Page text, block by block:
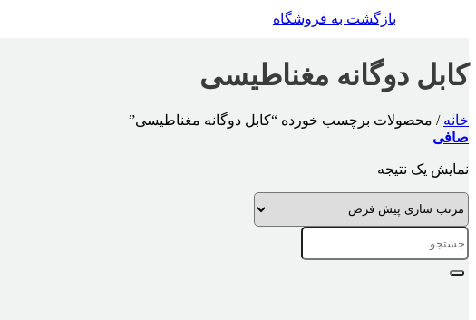
بازگشت به فروشگاه
کابل دوگانه مغناطیسی
خانه / محصولات برچسب خورده “کابل دوگانه مغناطیسی”
صافی
نمایش یک نتیجه
جستجو
برای: